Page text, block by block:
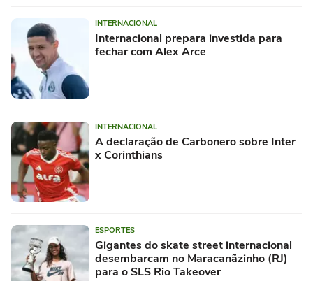
INTERNACIONAL
Internacional prepara investida para
fechar com Alex Arce
INTERNACIONAL
A declaração de Carbonero sobre Inter
x Corinthians
ESPORTES
Gigantes do skate street internacional
desembarcam no Maracanãzinho (RJ)
para o SLS Rio Takeover